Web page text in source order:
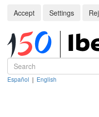
Accept
Settings
Español | English